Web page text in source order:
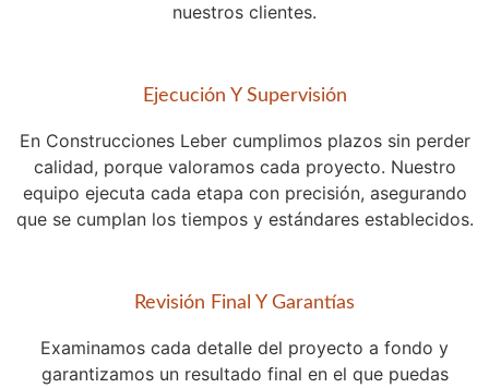
nuestros clientes.
Ejecución Y Supervisión
En Construcciones Leber cumplimos plazos sin perder
calidad, porque valoramos cada proyecto. Nuestro
equipo ejecuta cada etapa con precisión, asegurando
que se cumplan los tiempos y estándares establecidos.
Revisión Final Y Garantías
Examinamos cada detalle del proyecto a fondo y
garantizamos un resultado final en el que puedas